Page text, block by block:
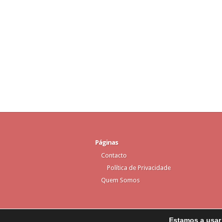
Páginas
Contacto
Política de Privacidade
Quem Somos
Estamos a